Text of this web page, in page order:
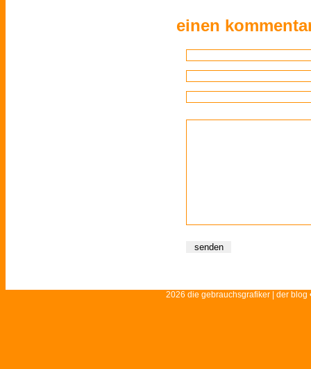
einen
2026 die gebrauchsgrafiker | der blog